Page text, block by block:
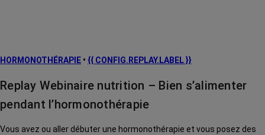
HORMONOTHÉRAPIE • {{ CONFIG.REPLAY.LABEL }}
Replay Webinaire nutrition – Bien s’alimenter
pendant l’hormonothérapie
Vous avez ou aller débuter une hormonothérapie et vous posez des